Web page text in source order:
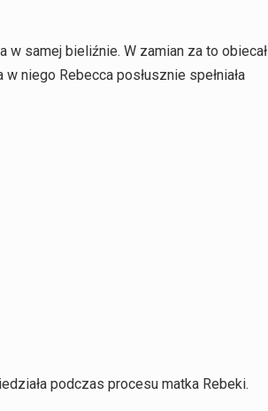
samej bieliźnie. W zamian za to obiecał
niego Rebecca posłusznie spełniała
podczas procesu matka Rebeki.